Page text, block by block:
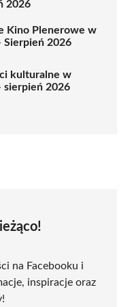
2026
Kino Plenerowe w
Sierpień 2026
kulturalne w
sierpień 2026
na Facebooku i
inspiracje oraz